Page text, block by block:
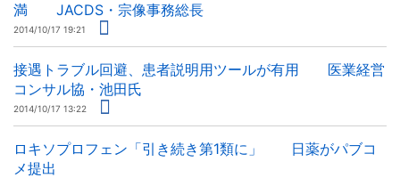
満 JACDS・宗像事務総長
2014/10/17 19:21
接遇トラブル回避、患者説明用ツールが有用 医業経営
コンサル協・池田氏
2014/10/17 13:22
ロキソプロフェン「引き続き第1類に」 日薬がパブコ
メ提出